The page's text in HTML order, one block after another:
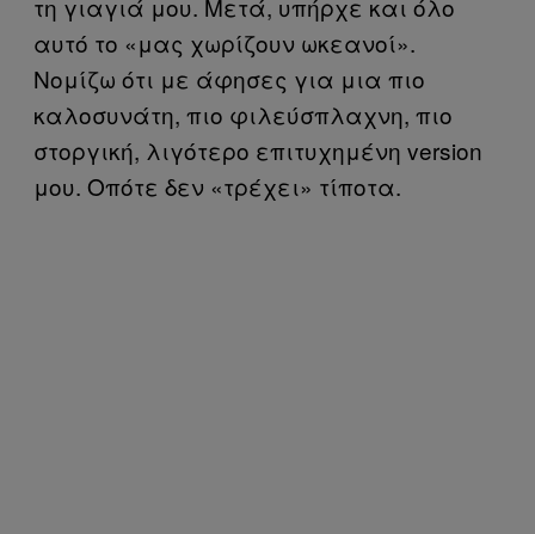
τη γιαγιά μου. Μετά, υπήρχε και όλο
αυτό το «μας χωρίζουν ωκεανοί».
Νομίζω ότι με άφησες για μια πιο
καλοσυνάτη, πιο φιλεύσπλαχνη, πιο
στοργική, λιγότερο επιτυχημένη version
μου. Οπότε δεν «τρέχει» τίποτα.